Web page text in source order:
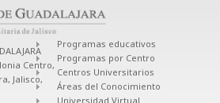
Centro,
Jalisco,
Programas educativos
Programas por Centro
Centros Universitarios
Áreas del Conocimiento
Universidad Virtual